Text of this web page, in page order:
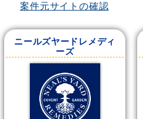
案件元サイトの確認
ニールズヤードレメディ
ーズ